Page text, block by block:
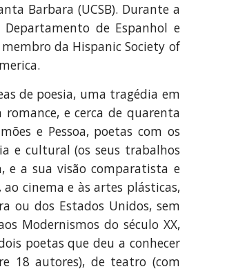
Barbara (UCSB). Durante a
de Espanhol e
da Hispanic Society of
de poesia, uma tragédia em
e cerca de quarenta
e Pessoa, poetas com os
e cultural (os seus trabalhos
e a sua visão comparatista e
cinema e às artes plásticas,
ou dos Estados Unidos, sem
Modernismos do século XX,
poetas que deu a conhecer
18 autores), de teatro (com